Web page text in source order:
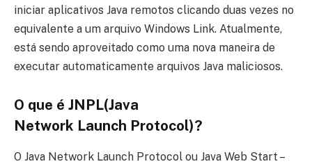
iniciar aplicativos Java remotos clicando duas vezes no
equivalente a um arquivo Windows Link. Atualmente,
está sendo aproveitado como uma nova maneira de
executar automaticamente arquivos Java maliciosos.
O que é JNPL(Java
Network Launch Protocol)?
O Java Network Launch Protocol ou Java Web Start –